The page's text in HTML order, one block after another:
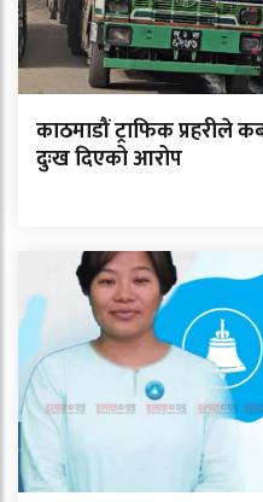
काठमाडौं ट्राफिक प्रहरीले
दुःख दिएको आरोप